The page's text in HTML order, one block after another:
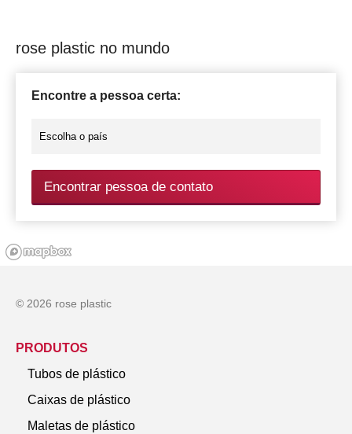
rose plastic no mundo
Encontre a pessoa certa:
Encontrar pessoa de contato
© 2026 rose plastic
PRODUTOS
Tubos de plástico
Caixas de plástico
Maletas de plástico